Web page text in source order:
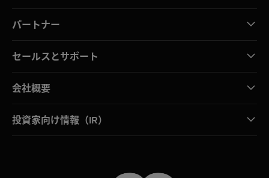
パートナー
セールスとサポート
会社概要
投資家向け情報（IR）